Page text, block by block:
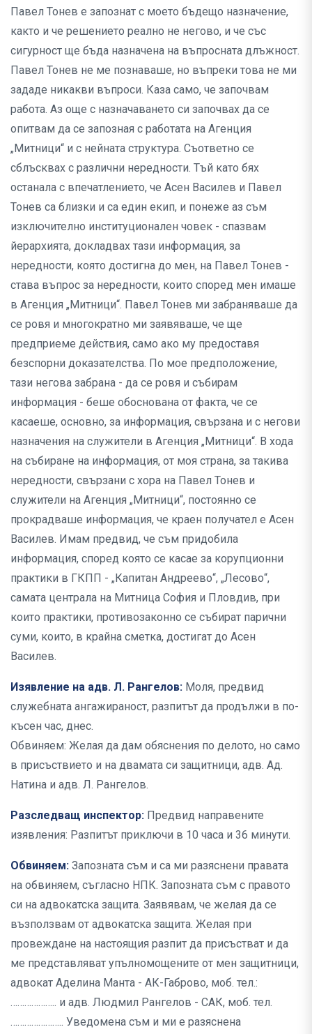
Павел Тонев е запознат с моето бъдещо назначение,
както и че решението реално не негово, и че със
сигурност ще бъда назначена на въпросната длъжност.
Павел Тонев не ме познаваше, но въпреки това не ми
зададе никакви въпроси. Каза само, че започвам
работа. Аз още с назначаването си започвах да се
опитвам да се запозная с работата на Агенция
„Митници“ и с нейната структура. Съответно се
сблъсквах с различни нередности. Тъй като бях
останала с впечатлението, че Асен Василев и Павел
Тонев са близки и са един екип, и понеже аз съм
изключително институционален човек - спазвам
йерархията, докладвах тази информация, за
нередности, която достигна до мен, на Павел Тонев -
става въпрос за нередности, които според мен имаше
в Агенция „Митници“. Павел Тонев ми забраняваше да
се ровя и многократно ми заявяваше, че ще
предприеме действия, само ако му предоставя
безспорни доказателства. По мое предположение,
тази негова забрана - да се ровя и събирам
информация - беше обоснована от факта, че се
касаеше, основно, за информация, свързана и с негови
назначения на служители в Агенция „Митници“. В хода
на събиране на информация, от моя страна, за такива
нередности, свързани с хора на Павел Тонев и
служители на Агенция „Митници“, постоянно се
прокрадваше информация, че краен получател е Асен
Василев. Имам предвид, че съм придобила
информация, според която се касае за корупционни
практики в ГКПП - „Капитан Андреево“, „Лесово“,
самата централа на Митница София и Пловдив, при
които практики, противозаконно се събират парични
суми, които, в крайна сметка, достигат до Асен
Василев.
Изявление на адв. Л. Рангелов: Моля, предвид
служебната ангажираност, разпитът да продължи в по-
късен час, днес.
Обвиняем: Желая да дам обяснения по делото, но само
в присъствието и на двамата си защитници, адв. Ад.
Натина и адв. Л. Рангелов.
Разследващ инспектор: Предвид направените
изявления: Разпитът приключи в 10 часа и 36 минути.
Обвиняем: Запозната съм и са ми разяснени правата
на обвиняем, съгласно НПК. Запозната съм с правото
си на адвокатска защита. Заявявам, че желая да се
възползвам от адвокатска защита. Желая при
провеждане на настоящия разпит да присъстват и да
ме представляват упълномощените от мен защитници,
адвокат Аделина Манта - АК-Габрово, моб. тел.:
……………….. и адв. Людмил Рангелов - САК, моб. тел.
………………….. Уведомена съм и ми е разяснена